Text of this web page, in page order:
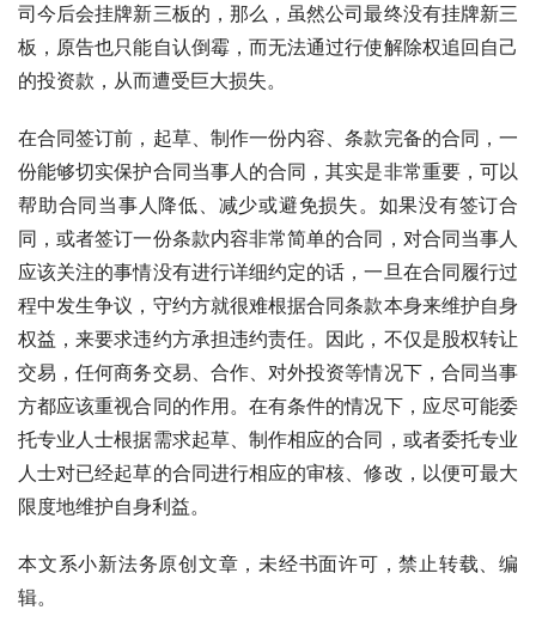
司今后会挂牌新三板的，那么，虽然公司最终没有挂牌新三
板，原告也只能自认倒霉，而无法通过行使解除权追回自己
的投资款，从而遭受巨大损失。
在合同签订前，起草、制作一份内容、条款完备的合同，一
份能够切实保护合同当事人的合同，其实是非常重要，可以
帮助合同当事人降低、减少或避免损失。如果没有签订合
同，或者签订一份条款内容非常简单的合同，对合同当事人
应该关注的事情没有进行详细约定的话，一旦在合同履行过
程中发生争议，守约方就很难根据合同条款本身来维护自身
权益，来要求违约方承担违约责任。因此，不仅是股权转让
交易，任何商务交易、合作、对外投资等情况下，合同当事
方都应该重视合同的作用。在有条件的情况下，应尽可能委
托专业人士根据需求起草、制作相应的合同，或者委托专业
人士对已经起草的合同进行相应的审核、修改，以便可最大
限度地维护自身利益。
本文系小新法务原创文章，未经书面许可，禁止转载、编
辑。